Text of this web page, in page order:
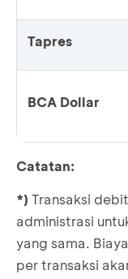
Tapres
BCA Dollar
Catatan:
*) Transaksi
administrasi
yang sama.
per transaksi